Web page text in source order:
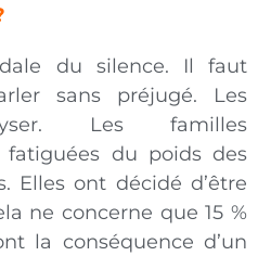
du silence. Il faut
sans préjugé. Les
Les familles
fatiguées du poids des
Elles ont décidé d’être
ne concerne que 15 %
la conséquence d’un